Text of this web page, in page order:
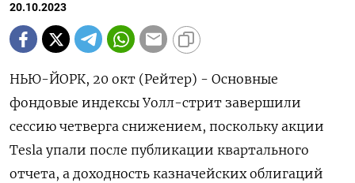
20.10.2023
НЬЮ-ЙОРК, 20 окт (Рейтер) - Основные
фондовые индексы Уолл-стрит завершили
сессию четверга снижением, поскольку акции
Tesla упали после публикации квартального
отчета, а доходность казначейских облигаций